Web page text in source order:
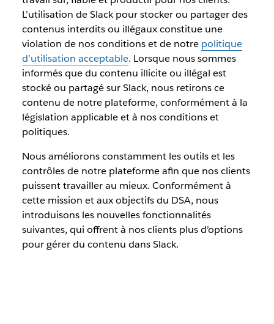
L’utilisation de Slack pour stocker ou partager des
contenus interdits ou illégaux constitue une
violation de nos conditions et de notre politique
d’utilisation acceptable. Lorsque nous sommes
informés que du contenu illicite ou illégal est
stocké ou partagé sur Slack, nous retirons ce
contenu de notre plateforme, conformément à la
législation applicable et à nos conditions et
politiques.
Nous améliorons constamment les outils et les
contrôles de notre plateforme afin que nos clients
puissent travailler au mieux. Conformément à
cette mission et aux objectifs du DSA, nous
introduisons les nouvelles fonctionnalités
suivantes, qui offrent à nos clients plus d’options
pour gérer du contenu dans Slack.